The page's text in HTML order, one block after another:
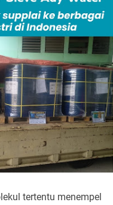
tertentu menempel